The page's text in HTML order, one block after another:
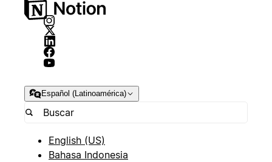
Español (Latinoamérica)
English (US)
Bahasa Indonesia